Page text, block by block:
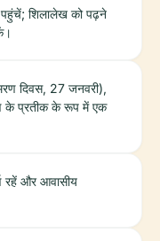
पहुंचें; शिलालेख को पढ़ने
दिवस, 27 जनवरी),
के प्रतीक के रूप में एक
रहें और आवासीय